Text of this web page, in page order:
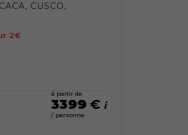
CUSCO,
2€
à partir de
3399 €
/ personne